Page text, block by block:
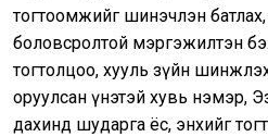
тогтоомжийг шинэчлэн
боловсролтой мэргэжилтэн
тогтолцоо, хууль зүйн
оруулсан үнэтэй хувь нэмэр,
дахинд шударга ёс, энхийг